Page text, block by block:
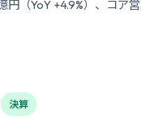
円（YoY +4.9%）、コア
決算